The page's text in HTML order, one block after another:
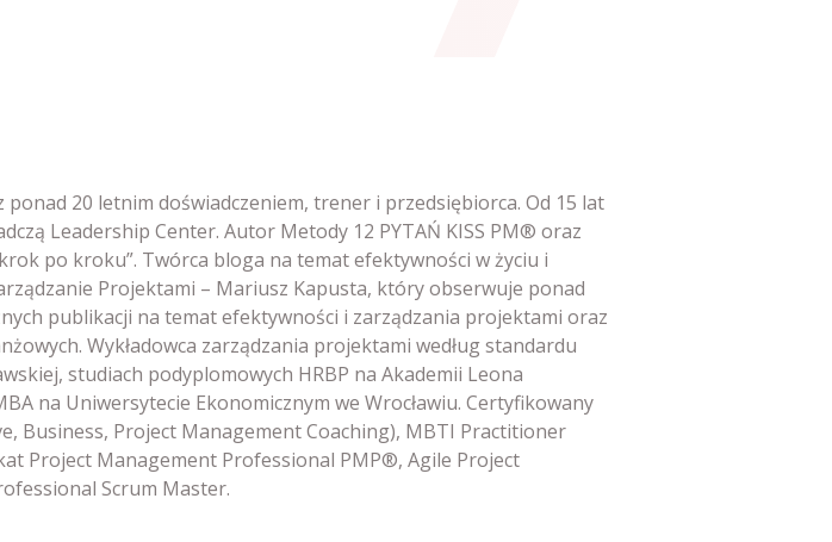
20 letnim doświadczeniem, trener i przedsiębiorca. Od 15 lat
Leadership Center. Autor Metody 12 PYTAŃ KISS PM® oraz
po kroku”. Twórca bloga na temat efektywności w życiu i
Projektami – Mariusz Kapusta, który obserwuje ponad
publikacji na temat efektywności i zarządzania projektami oraz
Wykładowca zarządzania projektami według standardu
studiach podyplomowych HRBP na Akademii Leona
na Uniwersytecie Ekonomicznym we Wrocławiu. Certyfikowany
Business, Project Management Coaching), MBTI Practitioner
Project Management Professional PMP®, Agile Project
Scrum Master.